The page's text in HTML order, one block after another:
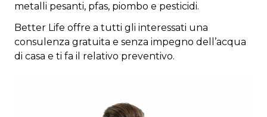
metalli pesanti, pfas, piombo e pesticidi.
Better Life offre a tutti gli interessati una
consulenza gratuita e senza impegno dell’acqua
di casa e ti fa il relativo preventivo.